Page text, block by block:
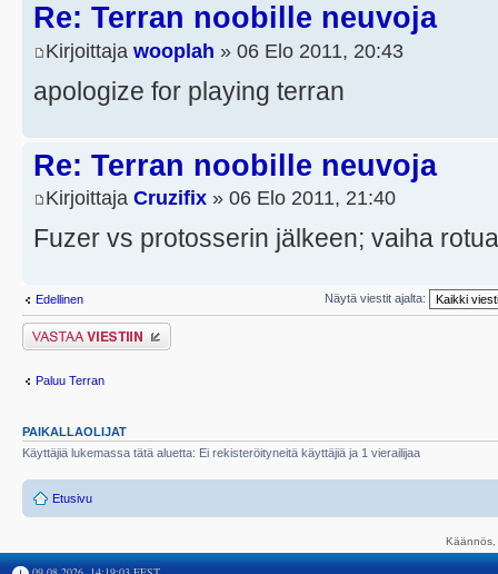
Re: Terran noobille neuvoja
Kirjoittaja wooplah » 06 Elo 2011, 20:43
apologize for playing terran
Re: Terran noobille neuvoja
Kirjoittaja Cruzifix » 06 Elo 2011, 21:40
Fuzer vs protosserin jälkeen; vaiha
Edellinen Näytä viestit ajalta:
Lähetä vastaus
Paluu Terran
PAIKALLAOLIJAT
Käyttäjiä lukemassa tätä aluetta: Ei rekisteröityneitä käyttäjiä ja 1 vierailijaa
Etusivu